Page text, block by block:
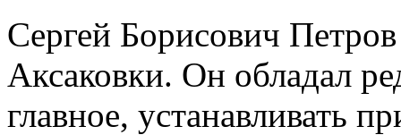
Сергей Борисович
Аксаковки. Он обладал
главное, устанавливать